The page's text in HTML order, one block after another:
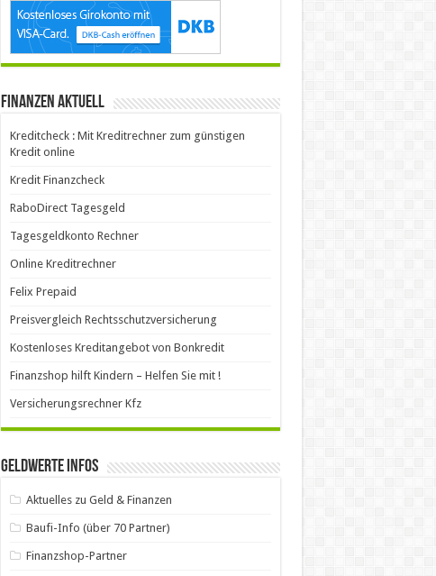
Finanzen aktuell
Kreditcheck : Mit Kreditrechner zum günstigen
Kredit online
Kredit Finanzcheck
RaboDirect Tagesgeld
Tagesgeldkonto Rechner
Online Kreditrechner
Felix Prepaid
Preisvergleich Rechtsschutzversicherung
Kostenloses Kreditangebot von Bonkredit
Finanzshop hilft Kindern – Helfen Sie mit !
Versicherungsrechner Kfz
GELDwerte Infos
Aktuelles zu Geld & Finanzen
Baufi-Info (über 70 Partner)
Finanzshop-Partner